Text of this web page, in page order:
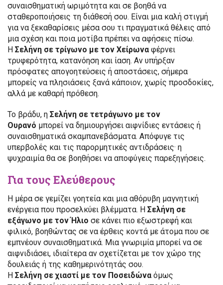
συναισθηματική ωριμότητα και σε βοηθά να
σταθεροποιήσεις τη διάθεσή σου. Είναι μια καλή στιγμή
για να ξεκαθαρίσεις μέσα σου τι πραγματικά θέλεις από
μια σχέση και ποια μοτίβα πρέπει να αφήσεις πίσω.
Η Σελήνη σε τρίγωνο με τον Χείρωναφέρνει
τρυφερότητα, κατανόηση και ίαση. Αν υπήρξαν
πρόσφατες απογοητεύσεις ή αποστάσεις, σήμερα
μπορείς να πλησιάσεις ξανά κάποιον, χωρίς προσδοκίες,
αλλά με καθαρή πρόθεση.
Το βράδυ, η Σελήνη σε τετράγωνο με τον
Ουρανό μπορεί να δημιουργήσει αιφνίδιες εντάσεις ή
συναισθηματικά σκαμπανεβάσματα. Απόφυγε τις
υπερβολές και τις παρορμητικές αντιδράσεις· η
ψυχραιμία θα σε βοηθήσει να αποφύγεις παρεξηγήσεις.
Για τους Ελεύθερους
Η μέρα σε γεμίζει γοητεία και μια αθόρυβη μαγνητική
ενέργεια που προσελκύει βλέμματα. Η Σελήνη σε
εξάγωνο με τον Ήλιο σε κάνει πιο εξωστρεφή και
φιλικό, βοηθώντας σε να έρθεις κοντά με άτομα που σε
εμπνέουν συναισθηματικά. Μια γνωριμία μπορεί να σε
αιφνιδιάσει, ιδιαίτερα αν σχετίζεται με τον χώρο της
δουλειάς ή της καθημερινότητάς σου.
Η Σελήνη σε χιαστί με τον Ποσειδώναόμως